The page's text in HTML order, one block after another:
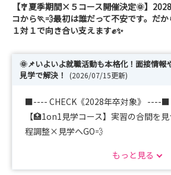
【🎐夏季期間×５コース開催決定🌞】
コから🏃💨最初は誰だって不安です。だ
１対１で向き合い支えます✊✨
🌞📌いよいよ就職活動も本格化！面接情報
見学で解決！
(2026/07/15更新)
■---- CHECK《2028年卒対象》 ----■
【🏥1on1見学コース】実習の合間を
程調整×見学へGO💨
看護師と看護を学ぼうっ！もっと見る